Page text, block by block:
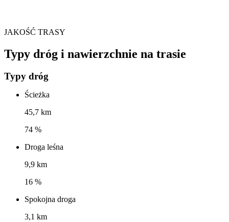
JAKOŚĆ TRASY
Typy dróg i nawierzchnie na trasie
Typy dróg
Ścieżka
45,7 km
74 %
Droga leśna
9,9 km
16 %
Spokojna droga
3,1 km